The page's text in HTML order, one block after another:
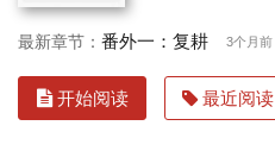
最新章节： 番外一：复耕 3个月前
开始阅读 最近阅读